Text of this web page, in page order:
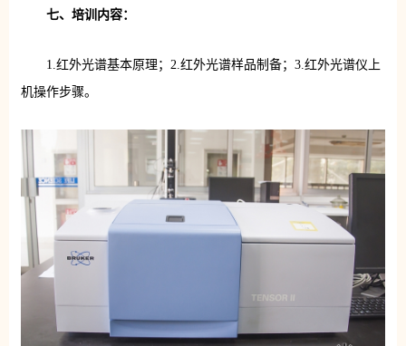
七、培训内容：
1.红外光谱基本原理；2.红外光谱样品制备；3.红外光谱仪上
机操作步骤。